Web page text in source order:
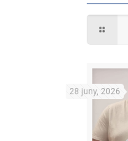
28 juny, 2026